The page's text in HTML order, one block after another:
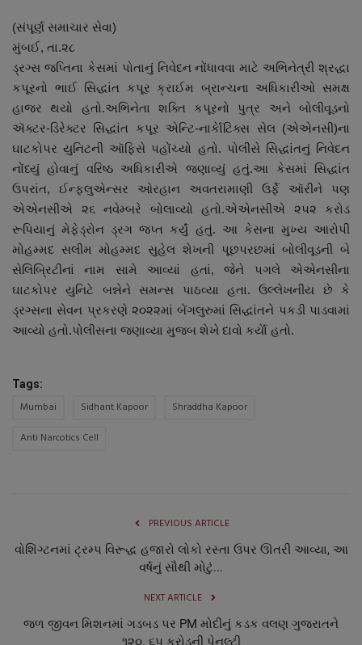
Contact
Dipotsav Special
આંતરરાષ્ટ્રીય
રાષ્ટ્રીય
ગુજરાત
જુનાગઢ
Support US
બજારના સમાચાર
નાણાંકીય સમાચાર
ગુનાખોરી
સ્વાસ્થ્ય
(સંપૂર્ણ સમાચાર સેવા)
મુંબઈ, તા.૨૮
ડ્રગ્સ જપ્તિના કેસમાં પોતાનું નિવેદન નોંધાવવા માટે અભિનેત્રી શ્રદ્ધા
કપૂરનો ભાઈ સિદ્ધાંત કપૂર ક્રાઈમ બ્રાન્ચના અધિકારીઓ સમક્ષ
હાજર થયો હતો.અભિનેતા શક્તિ કપૂરનો પુત્ર અને બોલીવૂડનો
ઍક્ટર-ડિરેક્ટર સિદ્ધાંત કપૂર એન્ટિ-નાર્કાેટિક્સ સેલ (એએનસી)ના
ઘાટકોપર યુનિટની ઑફિસે પહોંચ્યો હતો. પોલીસે સિદ્ધાંતનું નિવેદન
નોંધ્યું હોવાનું વરિષ્ઠ અધિકારીએ જણાવ્યું હતું.આ કેસમાં સિદ્ધાંત
ઉપરાંત, ઈન્ફ્લુએન્સર ઓરહાન અવતરામાણી ઉર્ફે ઑરીને પણ
એએનસીએ ૨૬ નવેમ્બરે બોલાવ્યો હતો.એએનસીએ ૨૫૨ કરોડ
રૂપિયાનું મેફેડ્રોન ડ્રગ જપ્ત કર્યું હતું. આ કેસના મુખ્ય આરોપી
મોહમ્મદ સલીમ મોહમ્મદ સુહેલ શેખની પૂછપરછમાં બોલીવૂડની બે
સેલિબ્રિટીનાં નામ સામે આવ્યાં હતાં, જેને પગલે એએનસીના
ઘાટકોપર યુનિટે બન્નેને સમન્સ પાઠવ્યા હતા. ઉલ્લેખનીય છે કે
ડ્રગ્સના સેવન પ્રકરણે ૨૦૨૨માં બેંગલુરુમાં સિદ્ધાંતને પકડી પાડવામાં
આવ્યો હતો.પોલીસના જણાવ્યા મુજબ શેખે દાવો કર્યાે હતો.
Tags:
Mumbai Sidhant Kapoor
Shraddha Kapoor
Anti Narcotics Cell
PREVIOUS ARTICLE
વોશિંગ્ટનમાં ટ્રમ્પ વિરૂદ્ધ હજારો લોકો રસ્તા ઉપર ઊતરી આવ્યા, આ
વર્ષનું સૌથી મોટું...
NEXT ARTICLE
જળ જીવન મિશનમાં ગડબડ પર PM મોદીનું કડક વલણ ગુજરાતને
૧૨૦. ૬૫ કરોડની પેનલ્ટી